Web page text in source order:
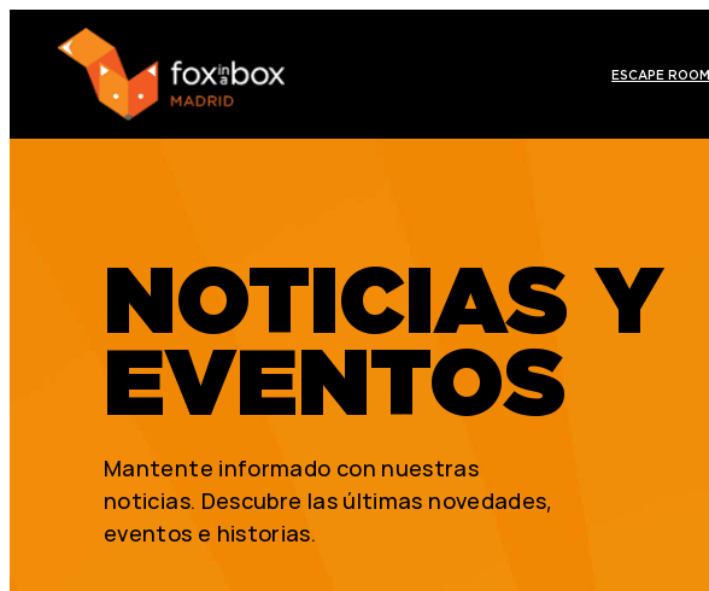
ESCAPE ROOM
NOTICIAS Y
EVENTOS
Mantente informado con nuestras
noticias. Descubre las últimas novedades,
eventos e historias.